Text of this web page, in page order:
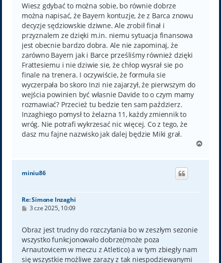
Wiesz gdybać to można sobie, bo równie dobrze
można napisać, że Bayern kontuzje, że z Barca znowu
decyzje sędziowskie dziwne. Ale zrobił finał i
przyznalem ze dzięki m.in. niemu sytuacja finansowa
jest obecnie bardzo dobra. Ale nie zapominaj, że
zarówno Bayern jak i Barce prześliśmy również dzięki
Frattesiemu i nie dziwie sie, że chłop wysrał sie po
finale na trenera. I oczywiście, że formuła sie
wyczerpała bo skoro Inzi nie zajarzył, że pierwszym do
wejścia powinien być własnie Davide to o czym mamy
rozmawiać? Przecież tu bedzie ten sam paździerz.
Inzaghiego pomysł to żelazna 11, każdy zmiennik to
wróg. Nie potrafi wykrzesać nic więcej. Co z tego, że
dasz mu fajne nazwisko jak dalej będzie Miki grał.
g
miniu86
Re: Simone Inzaghi
P
t
3 cze 2025, 10:09
Obraz jest trudny do rozczytania bo w zeszłym sezonie
wszystko funkcjonowało dobrze(może poza
Arnautovicem w meczu z Atletico) a w tym zbiegły nam
się wszystkie możliwe zarazy z tak niespodziewanymi